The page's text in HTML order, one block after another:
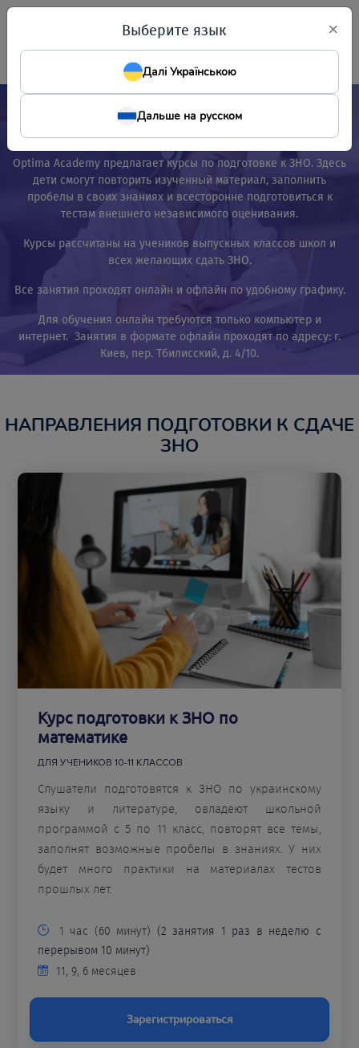
Онлайн-курсы подготовки
к ЗНО
Optima Academy предлагает курсы по подготовке к ЗНО. Здесь
дети смогут повторить изученный материал, заполнить
пробелы в своих знаниях и всесторонне подготовиться к
тестам внешнего независимого оценивания.
Курсы рассчитаны на учеников выпускных классов школ и
всех желающих сдать ЗНО.
Все занятия проходят онлайн и офлайн по удобному графику.
Для обучения онлайн требуются только компьютер и
интернет. Занятия в формате офлайн проходят по адресу: г.
Киев, пер. Тбилисский, д. 4/10.
НАПРАВЛЕНИЯ ПОДГОТОВКИ К СДАЧЕ
ЗНО
Курс подготовки к ЗНО по
математике
ДЛЯ УЧЕНИКОВ 10-11 КЛАССОВ
Слушатели подготовятся к ЗНО по украинскому
языку и литературе, овладеют школьной
программой с 5 по 11 класс, повторят все темы,
заполнят возможные пробелы в знаниях. У них
будет много практики на материалах тестов
прошлых лет.
1 час (60 минут) (2 занятия 1 раз в неделю с
перерывом 10 минут)
11, 9, 6 месяцев
Зарегистрироваться
×
Выберите язык
Далі Українською
Дальше на русском